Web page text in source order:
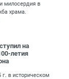
милосердия в
храма.
на
летия
г. в историческом